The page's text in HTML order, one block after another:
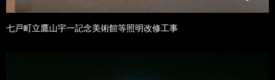
七戸町立鷹山宇一記念美術館等照明改修工事